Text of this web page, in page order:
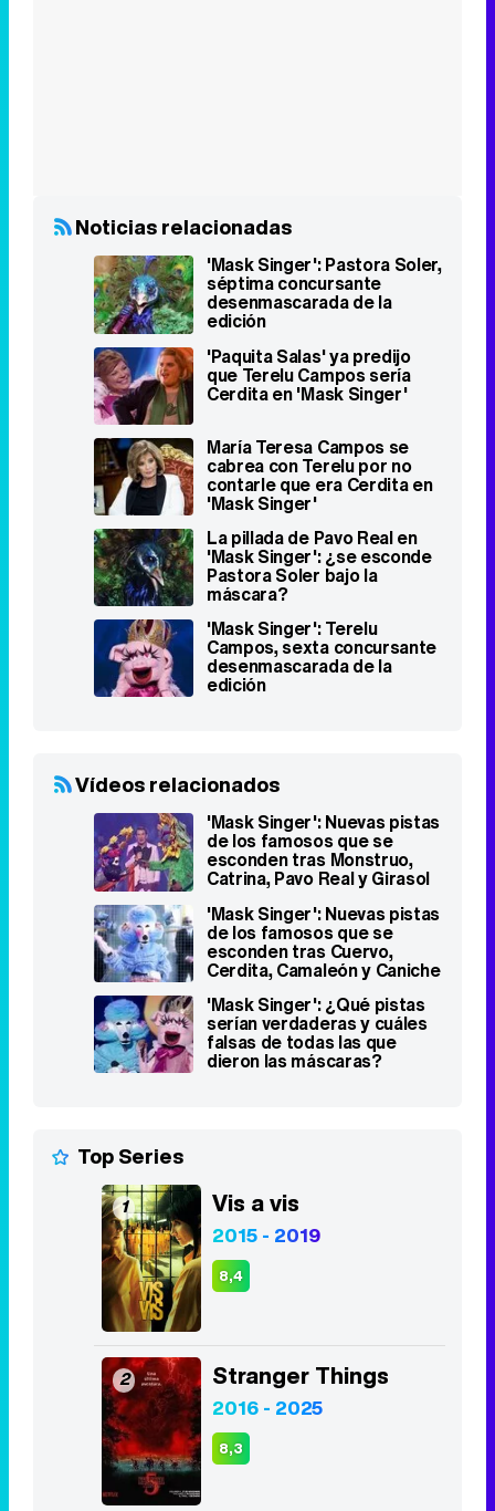
Noticias relacionadas
'Mask Singer': Pastora Soler,
séptima concursante
desenmascarada de la
edición
'Paquita Salas' ya predijo
que Terelu Campos sería
Cerdita en 'Mask Singer'
María Teresa Campos se
cabrea con Terelu por no
contarle que era Cerdita en
'Mask Singer'
La pillada de Pavo Real en
'Mask Singer': ¿se esconde
Pastora Soler bajo la
máscara?
'Mask Singer': Terelu
Campos, sexta concursante
desenmascarada de la
edición
Vídeos relacionados
'Mask Singer': Nuevas pistas
de los famosos que se
esconden tras Monstruo,
Catrina, Pavo Real y Girasol
'Mask Singer': Nuevas pistas
de los famosos que se
esconden tras Cuervo,
Cerdita, Camaleón y Caniche
'Mask Singer': ¿Qué pistas
serían verdaderas y cuáles
falsas de todas las que
dieron las máscaras?
Top Series
1 Vis a vis
2015 - 2019
8,4
2 Stranger Things
2016 - 2025
8,3